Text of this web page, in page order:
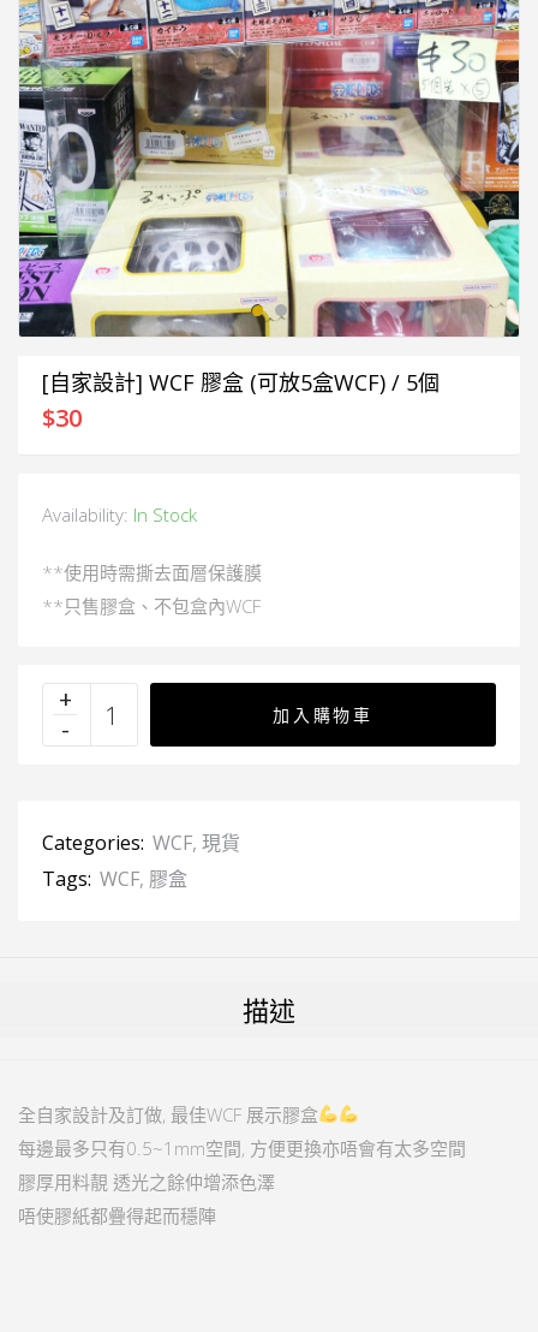
[自家設計] WCF 膠盒 (可放5盒WCF) / 5個
$30
Availability: In Stock
**使用時需撕去面層保護膜
**只售膠盒、不包盒內WCF
加入購物車
Categories: WCF, 現貨
Tags: WCF, 膠盒
描述
全自家設計及訂做, 最佳WCF 展示膠盒
每邊最多只有0.5~1mm空間, 方便更換亦唔會有太多空間
膠厚用料靚 透光之餘仲增添色澤
唔使膠紙都疊得起而穩陣